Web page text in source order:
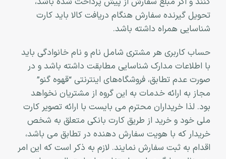
تحویل گیرنده سفارش هنگام دریافت کالا باید کارت
شناسایی همراه داشته باشد.
حساب کاربری هر مشتری شامل نام و نام خانوادگی باید
با اطلاعات مدارک شناسایی مطابقت داشته باشد و در
صورت عدم تطابق، فروشگاه‌‌های اینترنتی “قهوه گنو”
مجاز به ارائه خدمات به این گروه از مشتریان نخواهد
بود. لذا خریداران محترم می بایست با ارائه تصویر کارت
ملی خود و خرید از طریق کارت بانکی متعلق به شخص
خریدار که با هویت سفارش دهنده در تطابق می باشد،
اقدام به ثبت سفارش نمایند. لازم به ذکر است که این امر